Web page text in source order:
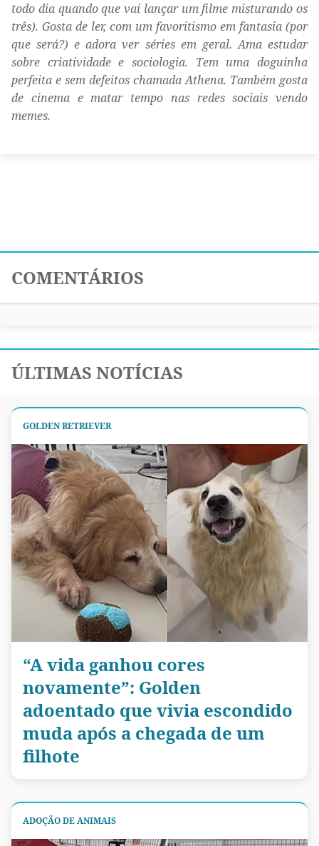
todo dia quando que vai lançar um filme misturando os
três). Gosta de ler, com um favoritismo em fantasia (por
que será?) e adora ver séries em geral. Ama estudar
sobre criatividade e sociologia. Tem uma doguinha
perfeita e sem defeitos chamada Athena. Também gosta
de cinema e matar tempo nas redes sociais vendo
memes.
COMENTÁRIOS
ÚLTIMAS NOTÍCIAS
GOLDEN RETRIEVER
“A vida ganhou cores
novamente”: Golden
adoentado que vivia escondido
muda após a chegada de um
filhote
ADOÇÃO DE ANIMAIS